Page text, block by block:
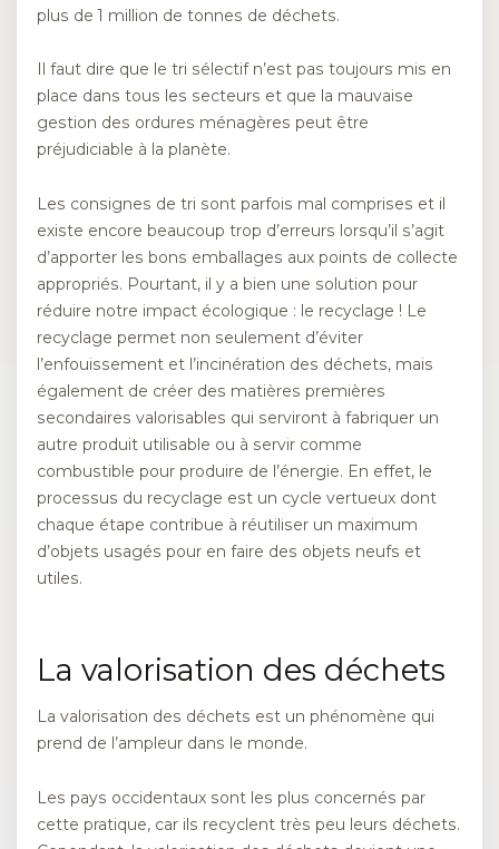
plus de 1 million de tonnes de déchets.
Il faut dire que le tri sélectif n’est pas toujours mis en
place dans tous les secteurs et que la mauvaise
gestion des ordures ménagères peut être
préjudiciable à la planète.
Les consignes de tri sont parfois mal comprises et il
existe encore beaucoup trop d’erreurs lorsqu’il s’agit
d’apporter les bons emballages aux points de collecte
appropriés. Pourtant, il y a bien une solution pour
réduire notre impact écologique : le recyclage ! Le
recyclage permet non seulement d’éviter
l’enfouissement et l’incinération des déchets, mais
également de créer des matières premières
secondaires valorisables qui serviront à fabriquer un
autre produit utilisable ou à servir comme
combustible pour produire de l’énergie. En effet, le
processus du recyclage est un cycle vertueux dont
chaque étape contribue à réutiliser un maximum
d’objets usagés pour en faire des objets neufs et
utiles.
La valorisation des déchets
La valorisation des déchets est un phénomène qui
prend de l’ampleur dans le monde.
Les pays occidentaux sont les plus concernés par
cette pratique, car ils recyclent très peu leurs déchets.